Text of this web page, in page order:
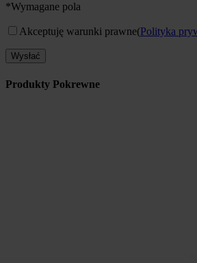
*Wymagane pola
Akceptuję warunki prawne(Polityka
Produkty Pokrewne